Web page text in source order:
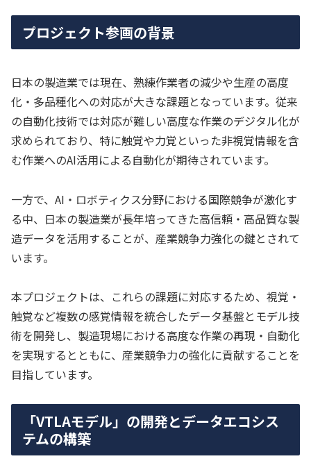
プロジェクト参画の背景
日本の製造業では現在、熟練作業者の減少や生産の高度
化・多品種化への対応が大きな課題となっています。従来
の自動化技術では対応が難しい高度な作業のデジタル化が
求められており、特に触覚や力覚といった非視覚情報を含
む作業へのAI活用による自動化が期待されています。
一方で、AI・ロボティクス分野における国際競争が激化す
る中、日本の製造業が長年培ってきた高信頼・高品質な製
造データを活用することが、産業競争力強化の鍵とされて
います。
本プロジェクトは、これらの課題に対応するため、視覚・
触覚など複数の感覚情報を統合したデータ基盤とモデル技
術を開発し、製造現場における高度な作業の再現・自動化
を実現するとともに、産業競争力の強化に貢献することを
目指しています。
「VTLAモデル」の開発とデータエコシス
テムの構築